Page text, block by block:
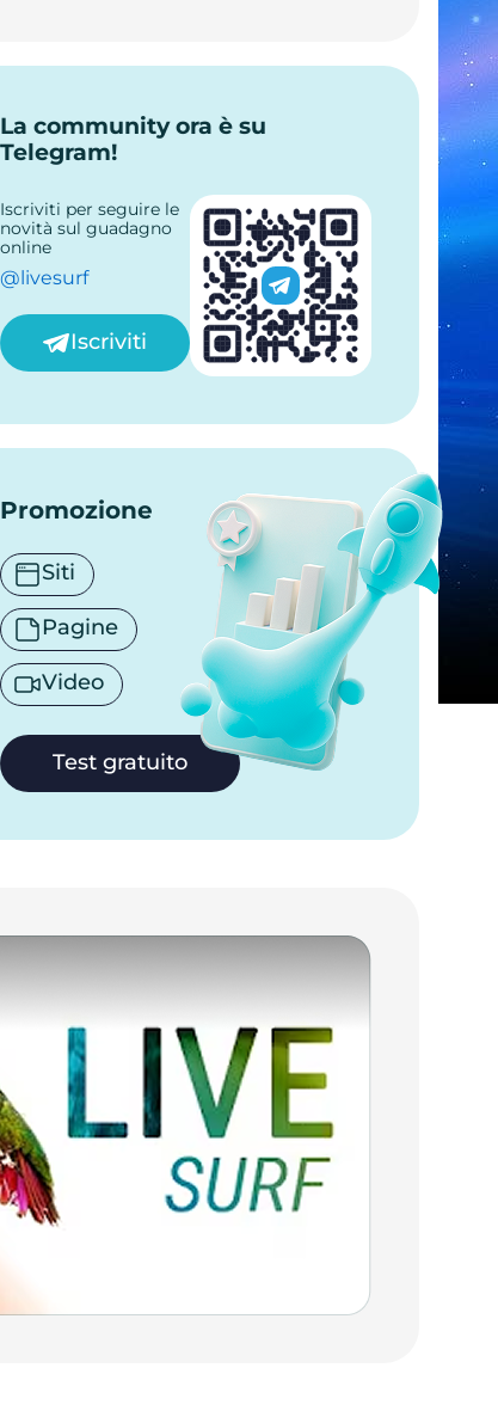
La community ora è su
Telegram!
Iscriviti per seguire le
novità sul guadagno
online
@livesurf
Iscriviti
Promozione
Siti
Pagine
Video
Test gratuito